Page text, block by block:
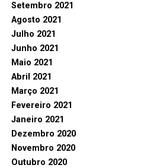
Setembro 2021
Agosto 2021
Julho 2021
Junho 2021
Maio 2021
Abril 2021
Março 2021
Fevereiro 2021
Janeiro 2021
Dezembro 2020
Novembro 2020
Outubro 2020